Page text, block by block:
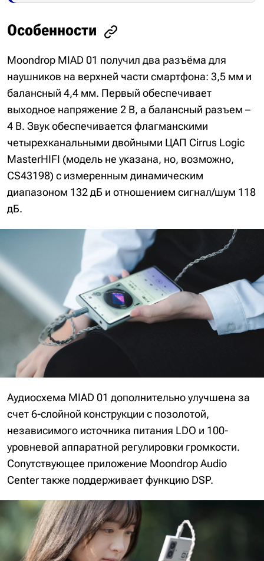
Особенности
Moondrop MIAD 01 получил два разъёма для
наушников на верхней части смартфона: 3,5 мм и
балансный 4,4 мм. Первый обеспечивает
выходное напряжение 2 В, а балансный разъем –
4 В. Звук обеспечивается флагманскими
четырехканальными двойными ЦАП Cirrus Logic
MasterHIFI (модель не указана, но, возможно,
CS43198) с измеренным динамическим
диапазоном 132 дБ и отношением сигнал/шум 118
дБ.
Аудиосхема MIAD 01 дополнительно улучшена за
счет 6-слойной конструкции с позолотой,
независимого источника питания LDO и 100-
уровневой аппаратной регулировки громкости.
Сопутствующее приложение Moondrop Audio
Center также поддерживает функцию DSP.